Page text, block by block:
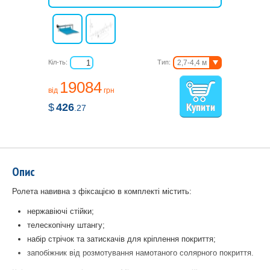
від 19084 грн
$426 .27
Кіл-ть: Тип:
2,7-4,4 м
3,7-5,4 м
5,4-7,1 м
Опис
Ролета навивна з фіксацією в комплекті містить:
нержавіючі стійки;
телескопічну штангу;
набір стрічок та затискачів для кріплення покриття;
запобіжник від розмотування намотаного солярного покриття.